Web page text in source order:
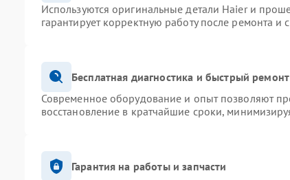
Используются оригинальные детали Haier и
гарантирует корректную работу после ремонта и
Бесплатная диагностика и быстрый ремонт
Современное оборудование и опыт позволяют
восстановление в кратчайшие сроки,
Гарантия на работы и запчасти